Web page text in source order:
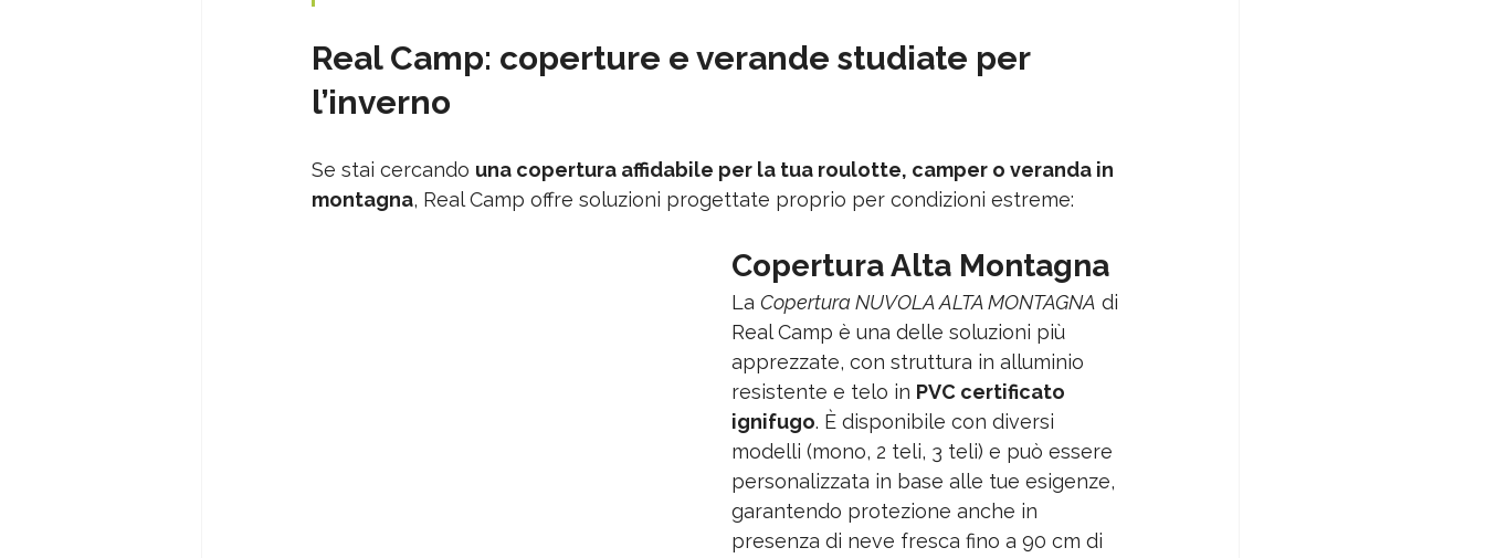
Real Camp: coperture e verande studiate per
l’inverno
Se stai cercando una copertura affidabile per la tua roulotte, camper o veranda in
montagna, Real Camp offre soluzioni progettate proprio per condizioni estreme:
Copertura Alta Montagna
La Copertura NUVOLA ALTA MONTAGNA di
Real Camp è una delle soluzioni più
apprezzate, con struttura in alluminio
resistente e telo in PVC certificato
ignifugo. È disponibile con diversi
modelli (mono, 2 teli, 3 teli) e può essere
personalizzata in base alle tue esigenze,
garantendo protezione anche in
presenza di neve fresca fino a 90 cm di